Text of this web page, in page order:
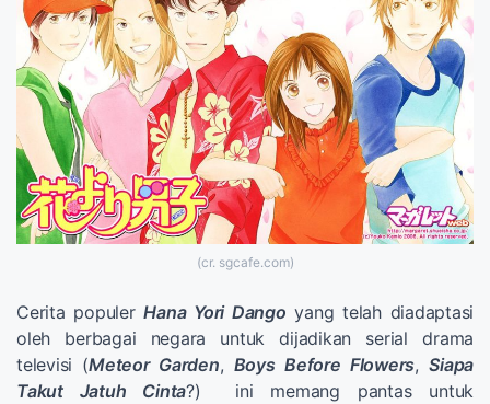
(cr. sgcafe.com)
Cerita populerHana Yori Dango yang telah diadaptasi
oleh berbagai negara untuk dijadikan serial drama
televisi (Meteor Garden, Boys Before Flowers,Siapa
Takut Jatuh Cinta?) ini memang pantas untuk